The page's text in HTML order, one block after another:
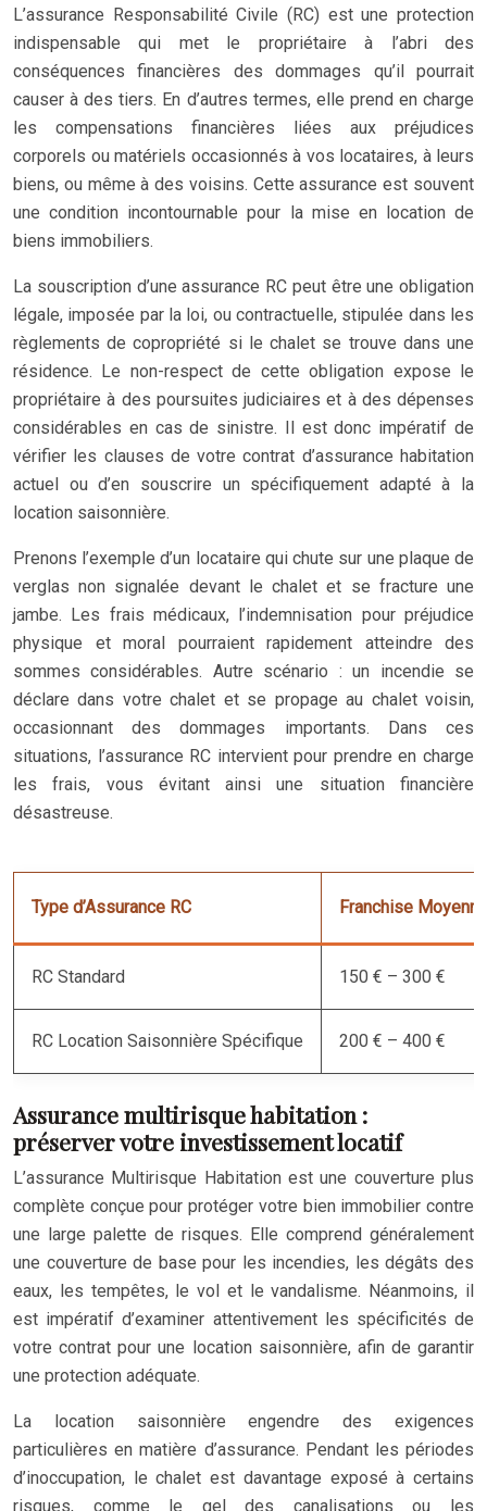
L’assurance Responsabilité Civile (RC) est une protection
indispensable qui met le propriétaire à l’abri des
conséquences financières des dommages qu’il pourrait
causer à des tiers. En d’autres termes, elle prend en charge
les compensations financières liées aux préjudices
corporels ou matériels occasionnés à vos locataires, à leurs
biens, ou même à des voisins. Cette assurance est souvent
une condition incontournable pour la mise en location de
biens immobiliers.
La souscription d’une assurance RC peut être une obligation
légale, imposée par la loi, ou contractuelle, stipulée dans les
règlements de copropriété si le chalet se trouve dans une
résidence. Le non-respect de cette obligation expose le
propriétaire à des poursuites judiciaires et à des dépenses
considérables en cas de sinistre. Il est donc impératif de
vérifier les clauses de votre contrat d’assurance habitation
actuel ou d’en souscrire un spécifiquement adapté à la
location saisonnière.
Prenons l’exemple d’un locataire qui chute sur une plaque de
verglas non signalée devant le chalet et se fracture une
jambe. Les frais médicaux, l’indemnisation pour préjudice
physique et moral pourraient rapidement atteindre des
sommes considérables. Autre scénario : un incendie se
déclare dans votre chalet et se propage au chalet voisin,
occasionnant des dommages importants. Dans ces
situations, l’assurance RC intervient pour prendre en charge
les frais, vous évitant ainsi une situation financière
désastreuse.
Type d’Assurance RC Franchise Moyenne
RC Standard 150 € – 300 €
RC Location Saisonnière Spécifique 200 € – 400 €
Assurance multirisque habitation :
préserver votre investissement locatif
L’assurance Multirisque Habitation est une couverture plus
complète conçue pour protéger votre bien immobilier contre
une large palette de risques. Elle comprend généralement
une couverture de base pour les incendies, les dégâts des
eaux, les tempêtes, le vol et le vandalisme. Néanmoins, il
est impératif d’examiner attentivement les spécificités de
votre contrat pour une location saisonnière, afin de garantir
une protection adéquate.
La location saisonnière engendre des exigences
particulières en matière d’assurance. Pendant les périodes
d’inoccupation, le chalet est davantage exposé à certains
risques, comme le gel des canalisations ou les